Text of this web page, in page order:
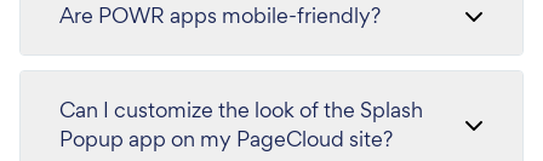
Are POWR apps mobile-friendly?
Can I customize the look of the Splash
Popup app on my PageCloud site?